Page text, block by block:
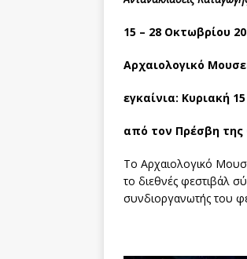
15 – 28 Οκτωβρίου
Αρχαιολογικό
εγκαίνια: Κυριακή
από τον Πρέσβη της
To Αρχαιολογικό
το διεθνές φεστιβάλ
συνδιοργανωτής του